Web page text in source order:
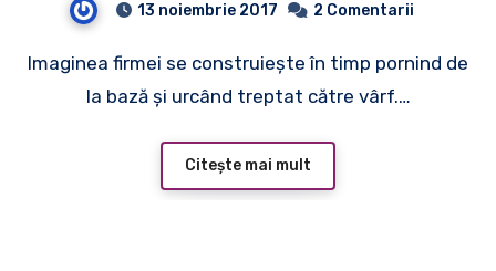
13 noiembrie 2017 2 Comentarii
Imaginea firmei se construiește în timp pornind de
la bază și urcând treptat către vârf.…
Citește mai mult